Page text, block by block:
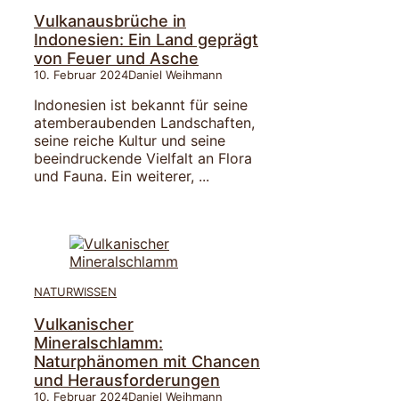
Vulkanausbrüche in
Indonesien: Ein Land geprägt
von Feuer und Asche
10. Februar 2024Daniel Weihmann
Indonesien ist bekannt für seine
atemberaubenden Landschaften,
seine reiche Kultur und seine
beeindruckende Vielfalt an Flora
und Fauna. Ein weiterer, ...
NATURWISSEN
Vulkanischer
Mineralschlamm:
Naturphänomen mit Chancen
und Herausforderungen
10. Februar 2024Daniel Weihmann